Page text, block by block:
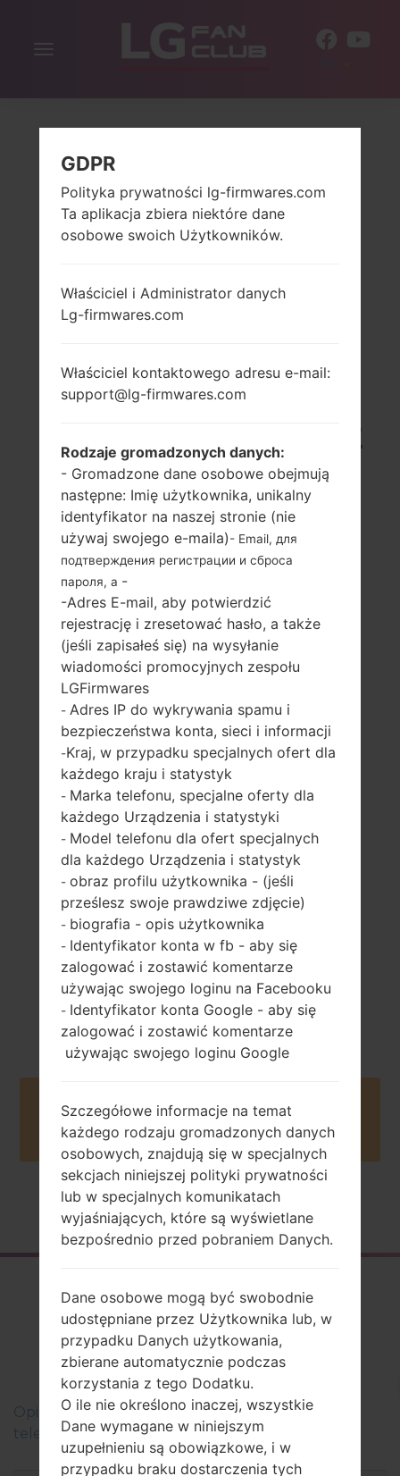
Włącz
LG K410A (LGK410A) Z
SERII LG K10
5.3 in (~70.6%
stosunek ekranu
do ciała)
720 x 1280 pikseli
(~277 gęstość
pikseli na cal)
142 gramów (5.01
uncji)
wymienny Li-Ion
2300 mAh
1.3Ghz ARM
Cortex-A53
MediaTek MT6735
1GB
Android 5.0.x
Lollipop
Styczeń, 2016
Buy accessories on Amazon
Strona startowa → Seria LG K10 →
Firmware
LGK410A(LGK410A)
akaLG K10
Оpis regionów oprogramowania układowego dla
telefonów LG
GDPR
Polityka prywatności lg-firmwares.com
Ta aplikacja zbiera niektóre dane
osobowe swoich Użytkowników.
Właściciel i Administrator danych
Lg-firmwares.com
Właściciel kontaktowego adresu e-mail:
support@lg-firmwares.com
Rodzaje gromadzonych danych:
- Gromadzone dane osobowe obejmują
następne: Imię użytkownika, unikalny
identyfikator na naszej stronie (nie
używaj swojego e-maila)- Email, для
подтверждения регистрации и сброса
пароля, а -
-Adres E-mail, aby potwierdzić
rejestrację i zresetować hasło, a także
(jeśli zapisałeś się) na wysyłanie
wiadomości promocyjnych zespołu
LGFirmwares
- Adres IP do wykrywania spamu i
bezpieczeństwa konta, sieci i informacji
-Kraj, w przypadku specjalnych ofert dla
każdego kraju i statystyk
- Marka telefonu, specjalne oferty dla
każdego Urządzenia i statystyki
- Model telefonu dla ofert specjalnych
dla każdego Urządzenia i statystyk
- obraz profilu użytkownika - (jeśli
prześlesz swoje prawdziwe zdjęcie)
- biografia - opis użytkownika
- Identyfikator konta w fb - aby się
zalogować i zostawić komentarze
używając swojego loginu na Facebooku
- Identyfikator konta Google - aby się
zalogować i zostawić komentarze
używając swojego loginu Google
Szczegółowe informacje na temat
każdego rodzaju gromadzonych danych
osobowych, znajdują się w specjalnych
sekcjach niniejszej polityki prywatności
lub w specjalnych komunikatach
wyjaśniających, które są wyświetlane
bezpośrednio przed pobraniem Danych.
Dane osobowe mogą być swobodnie
udostępniane przez Użytkownika lub, w
przypadku Danych użytkowania,
zbierane automatycznie podczas
korzystania z tego Dodatku.
O ile nie określono inaczej, wszystkie
Dane wymagane w niniejszym
uzupełnieniu są obowiązkowe, i w
przypadku braku dostarczenia tych